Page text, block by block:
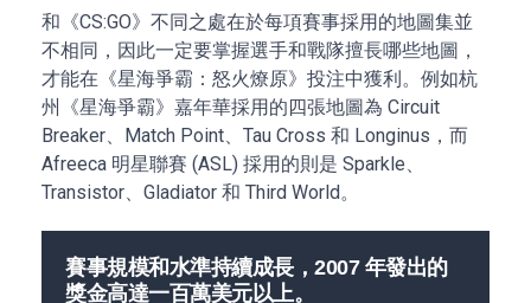
和《CS:GO》不同之處在於每項賽事採用的地圖集並
不相同，因此一定要掌握選手和戰隊擅長哪些地圖，
才能在《星海爭霸：怒火燎原》投注中獲利。例如杭
州《星海爭霸》嘉年華採用的四張地圖為 Circuit
Breaker、Match Point、Tau Cross 和 Longinus，而
Afreeca 明星聯賽 (ASL) 採用的則是 Sparkle、
Transistor、Gladiator 和 Third World。
賽事規模和水準持續成長，2007 年發出的
獎金高達一百萬美元以上。